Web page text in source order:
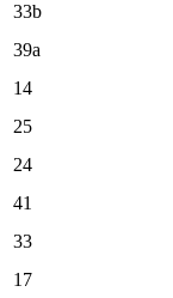
33b
39a
14
25
24
41
33
17